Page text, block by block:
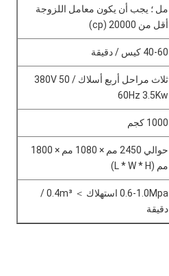
مل ؛ يجب أن يكون معامل اللزوجة
أقل من 20000 (cp)
40-60 كيس / دقيقة
ثلاث مراحل أربع أسلاك 380V 50 /
60Hz 3.5Kw
1000 كجم
حوالي 2450 مم × 1080 مم × 1800
مم (L * W * H)
0.6-1.0Mpa استهلاك ＞ 0.4m³ /
دقيقة